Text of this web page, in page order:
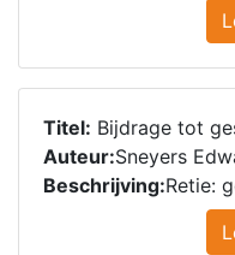
Titel: Bijdrage tot
Auteur:Sneyers
Beschrijving:Retie: